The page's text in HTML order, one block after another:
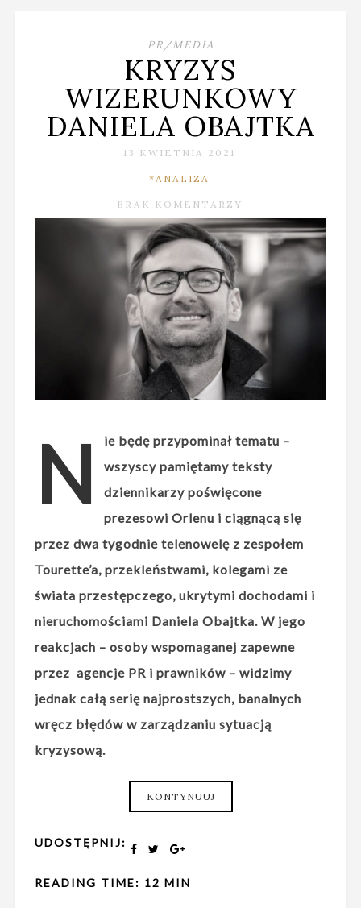
PR/MEDIA
KRYZYS
WIZERUNKOWY
DANIELA OBAJTKA
13 KWIETNIA 2021
*ANALIZA
BRAK KOMENTARZY
N
ie będę przypominał tematu –
wszyscy pamiętamy teksty
dziennikarzy poświęcone
prezesowi Orlenu i ciągnącą się
przez dwa tygodnie telenowelę z zespołem
Tourette’a, przekleństwami, kolegami ze
świata przestępczego, ukrytymi dochodami i
nieruchomościami Daniela Obajtka. W jego
reakcjach – osoby wspomaganej zapewne
przez agencje PR i prawników – widzimy
jednak całą serię najprostszych, banalnych
wręcz błędów w zarządzaniu sytuacją
kryzysową.
KONTYNUUJ
UDOSTĘPNIJ:
READING TIME: 12 MIN